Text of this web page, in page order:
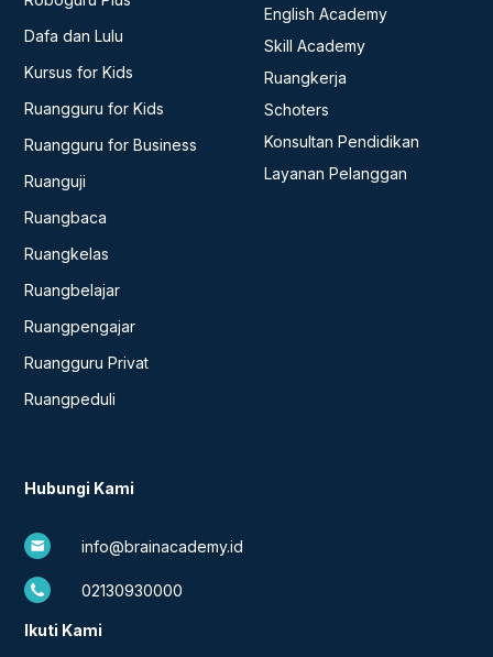
Dafa dan Lulu
Kursus for Kids
Ruangguru for Kids
Ruangguru for Business
Ruanguji
Ruangbaca
Ruangkelas
Ruangbelajar
Ruangpengajar
Ruangguru Privat
Ruangpeduli
English Academy
Skill Academy
Ruangkerja
Schoters
Konsultan Pendidikan
Layanan Pelanggan
Hubungi Kami
info@brainacademy.id
02130930000
Ikuti Kami